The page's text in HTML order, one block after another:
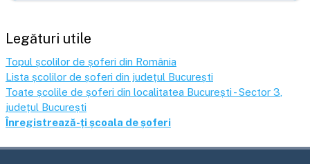
Legături utile
Topul școlilor de șoferi din România
Lista școlilor de șoferi din județul București
Toate școlile de șoferi din localitatea București - Sector 3
județul București
Înregistrează-ți școala de șoferi